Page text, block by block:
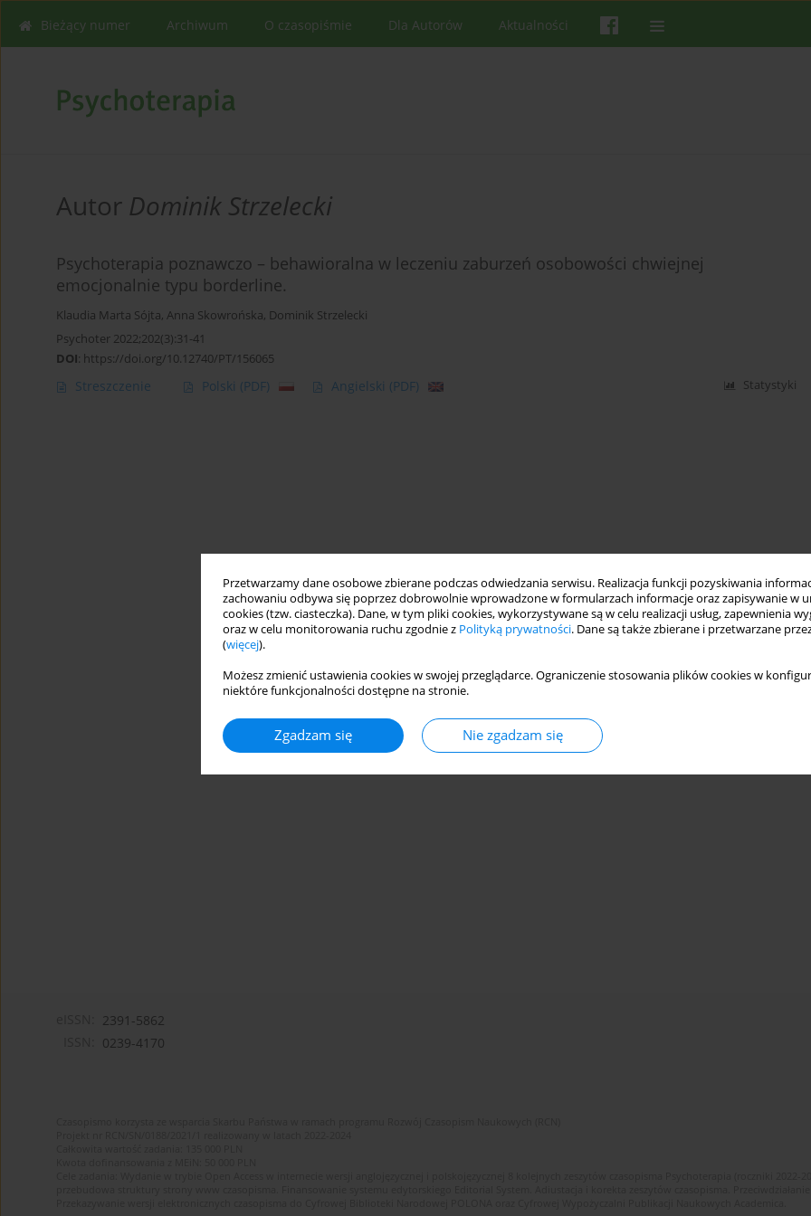
Przetwarzamy dane osobowe zbierane podczas odwiedzania serwisu. Realizacja funkcji pozyskiwania
zachowaniu odbywa się poprzez dobrowolnie wprowadzone w formularzach informacje oraz zapisywanie w
cookies (tzw. ciasteczka). Dane, w tym pliki cookies, wykorzystywane są w celu realizacji usług, zapewnienia
oraz w celu monitorowania ruchu zgodnie z Polityką prywatności. Dane są także zbierane i przetwarzane
(więcej).
Możesz zmienić ustawienia cookies w swojej przeglądarce. Ograniczenie stosowania plików cookies w
niektóre funkcjonalności dostępne na stronie.
Zgadzam się Nie zgadzam się
Bieżący numer Archiwum O czasopiśmie Dla Autorów Aktualności
Autor Dominik Strzelecki
Psychoterapia poznawczo – behawioralna w leczeniu zaburzeń osobowości chwiejnej
emocjonalnie typu borderline.
Klaudia Marta Sójta, Anna Skowrońska, Dominik Strzelecki
Psychoter 2022;202(3):31-41
DOI: https://doi.org/10.12740/PT/156065
Streszczenie Polski (PDF) Angielski (PDF) Statystyki
2391-5862
0239-4170